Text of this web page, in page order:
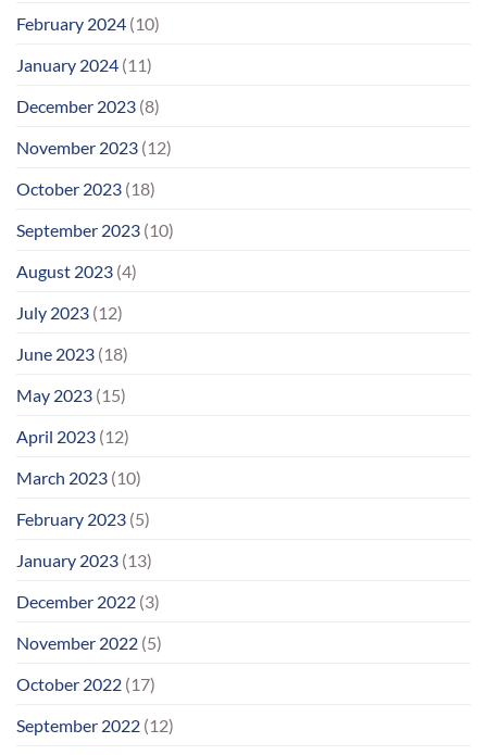
February 2024 (10)
January 2024 (11)
December 2023 (8)
November 2023 (12)
October 2023 (18)
September 2023 (10)
August 2023 (4)
July 2023 (12)
June 2023 (18)
May 2023 (15)
April 2023 (12)
March 2023 (10)
February 2023 (5)
January 2023 (13)
December 2022 (3)
November 2022 (5)
October 2022 (17)
September 2022 (12)